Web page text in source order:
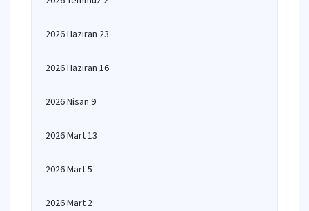
2026 Haziran 23
2026 Haziran 16
2026 Nisan 9
2026 Mart 13
2026 Mart 5
2026 Mart 2